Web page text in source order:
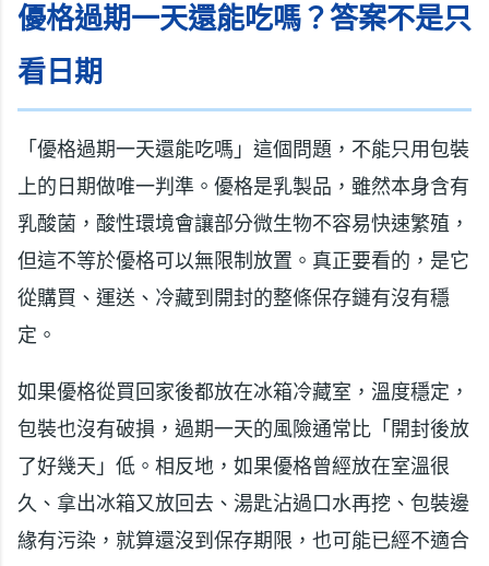
優格過期一天還能吃嗎？答案不是只
看日期
「優格過期一天還能吃嗎」這個問題，不能只用包裝
上的日期做唯一判準。優格是乳製品，雖然本身含有
乳酸菌，酸性環境會讓部分微生物不容易快速繁殖，
但這不等於優格可以無限制放置。真正要看的，是它
從購買、運送、冷藏到開封的整條保存鏈有沒有穩
定。
如果優格從買回家後都放在冰箱冷藏室，溫度穩定，
包裝也沒有破損，過期一天的風險通常比「開封後放
了好幾天」低。相反地，如果優格曾經放在室溫很
久、拿出冰箱又放回去、湯匙沾過口水再挖、包裝邊
緣有污染，就算還沒到保存期限，也可能已經不適合